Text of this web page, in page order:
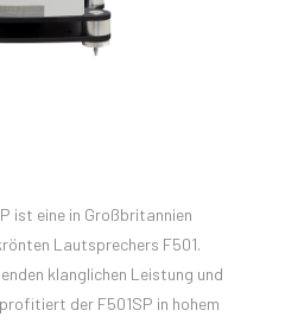
ist eine in Großbritannien
Lautsprechers F501.
klanglichen Leistung und
der F501SP in hohem